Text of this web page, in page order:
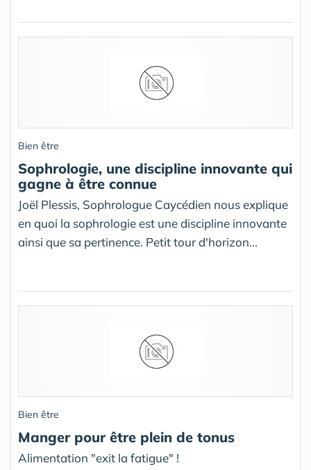
Bien être
Sophrologie, une discipline innovante qui
gagne à être connue
Joël Plessis, Sophrologue Caycédien nous explique
en quoi la sophrologie est une discipline innovante
ainsi que sa pertinence. Petit tour d'horizon...
Bien être
Manger pour être plein de tonus
Alimentation "exit la fatigue" !